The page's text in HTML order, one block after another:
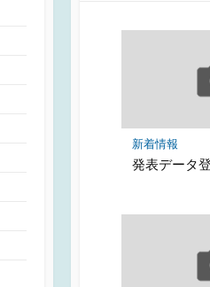
新着情報
発表データ